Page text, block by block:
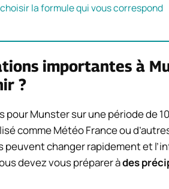
la formule qui vous correspond
importantes à
?
Munster sur une période de
comme Météo France ou
changer rapidement et
devez vous préparer àdes